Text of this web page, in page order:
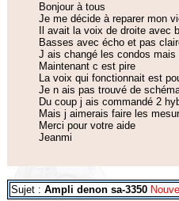
Bonjour à tous
Je me décide à reparer mon
Il avait la voix de droite avec
Basses avec écho et pas
J ais changé les condos
Maintenant c est pire
La voix qui fonctionnait est
Je n ais pas trouvé de
Du coup j ais commandé 2
Mais j aimerais faire les
Merci pour votre aide
Jeanmi
Sujet : Ampli denon sa-3350